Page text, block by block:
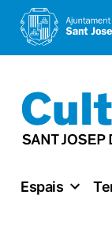
al
contingut
Espais